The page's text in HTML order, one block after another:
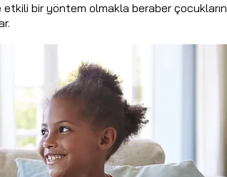
etkili bir yöntem olmakla beraber çocukların